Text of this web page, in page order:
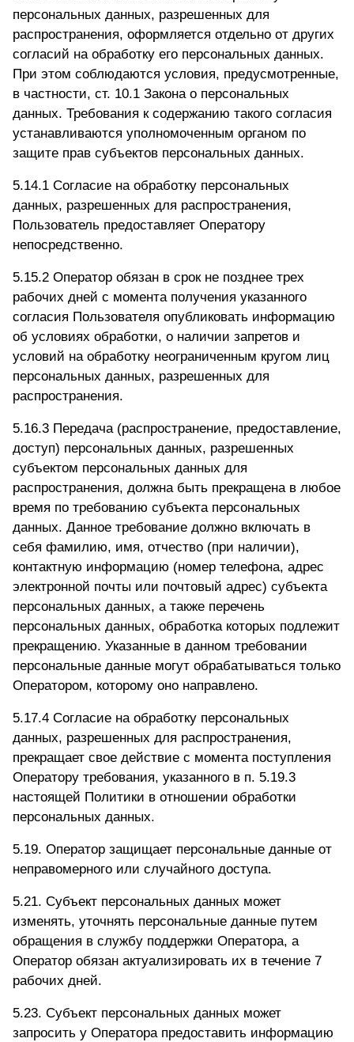
персональных данных, разрешенных для
распространения, оформляется отдельно от других
согласий на обработку его персональных данных.
При этом соблюдаются условия, предусмотренные,
в частности, ст. 10.1 Закона о персональных
данных. Требования к содержанию такого согласия
устанавливаются уполномоченным органом по
защите прав субъектов персональных данных.
5.14.1 Согласие на обработку персональных
данных, разрешенных для распространения,
Пользователь предоставляет Оператору
непосредственно.
5.15.2 Оператор обязан в срок не позднее трех
рабочих дней с момента получения указанного
согласия Пользователя опубликовать информацию
об условиях обработки, о наличии запретов и
условий на обработку неограниченным кругом лиц
персональных данных, разрешенных для
распространения.
5.16.3 Передача (распространение, предоставление,
доступ) персональных данных, разрешенных
субъектом персональных данных для
распространения, должна быть прекращена в любое
время по требованию субъекта персональных
данных. Данное требование должно включать в
себя фамилию, имя, отчество (при наличии),
контактную информацию (номер телефона, адрес
электронной почты или почтовый адрес) субъекта
персональных данных, а также перечень
персональных данных, обработка которых подлежит
прекращению. Указанные в данном требовании
персональные данные могут обрабатываться только
Оператором, которому оно направлено.
5.17.4 Согласие на обработку персональных
данных, разрешенных для распространения,
прекращает свое действие с момента поступления
Оператору требования, указанного в п. 5.19.3
настоящей Политики в отношении обработки
персональных данных.
5.19. Оператор защищает персональные данные от
неправомерного или случайного доступа.
5.21. Субъект персональных данных может
изменять, уточнять персональные данные путем
обращения в службу поддержки Оператора, а
Оператор обязан актуализировать их в течение 7
рабочих дней.
5.23. Субъект персональных данных может
запросить у Оператора предоставить информацию